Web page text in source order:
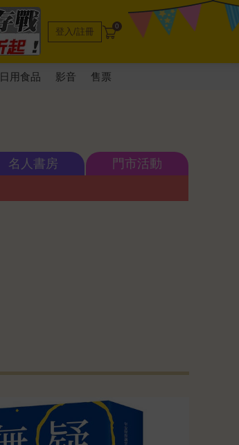
登入/註冊 0
日用食品 影音 售票
名人書房 門市活動